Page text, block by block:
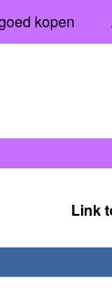
kopen
Link